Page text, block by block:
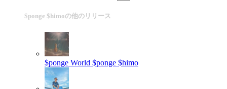
$ponge $himoの他のリリース
$ponge World $ponge $himo